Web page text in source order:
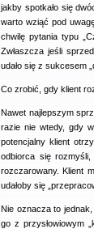
jakby spotkało się
warto wziąć pod
chwilę pytania typu
Zwłaszcza jeśli
udało się z sukcesem
Co zrobić, gdy klient
Nawet najlepszym
razie nie wtedy, gdy
potencjalny klient
odbiorca się
rozczarowany. Klient
udałoby się
Nie oznacza to
go z przysłowiowym